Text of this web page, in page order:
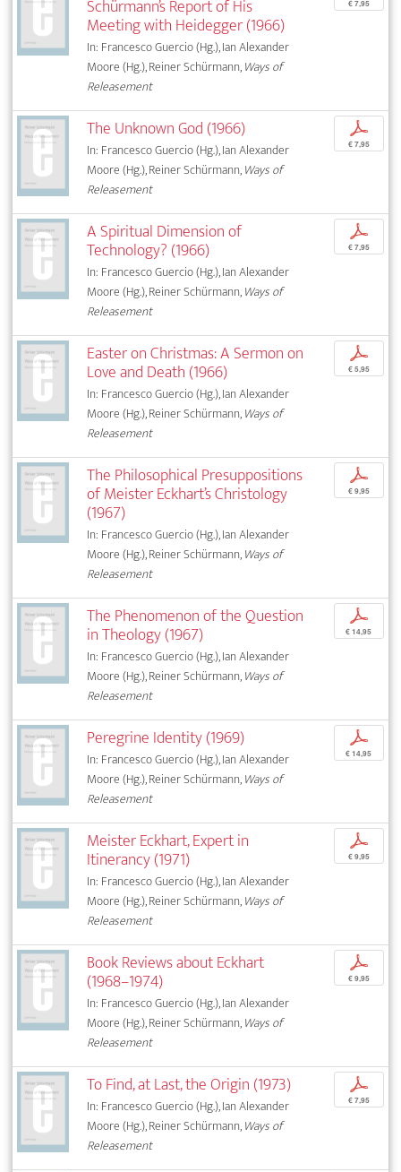
Schürmann’s Report of His
Meeting with Heidegger (1966)
In: Francesco Guercio (Hg.), Ian Alexander
Moore (Hg.), Reiner Schürmann,Ways of
Releasement
€ 7,95
The Unknown God (1966)
In: Francesco Guercio (Hg.), Ian Alexander
Moore (Hg.), Reiner Schürmann,Ways of
Releasement
p
€ 7,95
A Spiritual Dimension of
Technology? (1966)
In: Francesco Guercio (Hg.), Ian Alexander
Moore (Hg.), Reiner Schürmann,Ways of
Releasement
p
€ 7,95
Easter on Christmas: A Sermon on
Love and Death (1966)
In: Francesco Guercio (Hg.), Ian Alexander
Moore (Hg.), Reiner Schürmann,Ways of
Releasement
p
€ 5,95
The Philosophical Presuppositions
of Meister Eckhart’s Christology
(1967)
In: Francesco Guercio (Hg.), Ian Alexander
Moore (Hg.), Reiner Schürmann,Ways of
Releasement
p
€ 9,95
The Phenomenon of the Question
in Theology (1967)
In: Francesco Guercio (Hg.), Ian Alexander
Moore (Hg.), Reiner Schürmann,Ways of
Releasement
p
€ 14,95
Peregrine Identity (1969)
In: Francesco Guercio (Hg.), Ian Alexander
Moore (Hg.), Reiner Schürmann,Ways of
Releasement
p
€ 14,95
Meister Eckhart, Expert in
Itinerancy (1971)
In: Francesco Guercio (Hg.), Ian Alexander
Moore (Hg.), Reiner Schürmann,Ways of
Releasement
p
€ 9,95
Book Reviews about Eckhart
(1968–1974)
In: Francesco Guercio (Hg.), Ian Alexander
Moore (Hg.), Reiner Schürmann,Ways of
Releasement
p
€ 9,95
To Find, at Last, the Origin (1973)
In: Francesco Guercio (Hg.), Ian Alexander
Moore (Hg.), Reiner Schürmann,Ways of
Releasement
p
€ 7,95